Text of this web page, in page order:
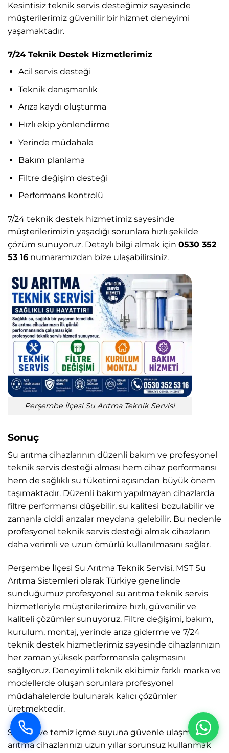
Kesintisiz teknik servis desteğimiz sayesinde
müşterilerimiz güvenilir bir hizmet deneyimi
yaşamaktadır.
7/24 Teknik Destek Hizmetlerimiz
Acil servis desteği
Teknik danışmanlık
Arıza kaydı oluşturma
Hızlı ekip yönlendirme
Yerinde müdahale
Bakım planlama
Filtre değişim desteği
Performans kontrolü
7/24 teknik destek hizmetimiz sayesinde
müşterilerimizin yaşadığı sorunlara hızlı şekilde
çözüm sunuyoruz. Detaylı bilgi almak için 0530 352
53 16 numaramızdan bize ulaşabilirsiniz.
Perşembe İlçesi Su Arıtma Teknik Servisi
Sonuç
Su arıtma cihazlarının düzenli bakım ve profesyonel
teknik servis desteği alması hem cihaz performansı
hem de sağlıklı su tüketimi açısından büyük önem
taşımaktadır. Düzenli bakım yapılmayan cihazlarda
filtre performansı düşebilir, su kalitesi bozulabilir ve
zamanla ciddi arızalar meydana gelebilir. Bu nedenle
profesyonel teknik servis desteği almak cihazların
daha verimli ve uzun ömürlü kullanılmasını sağlar.
Perşembe İlçesi Su Arıtma Teknik Servisi, MST Su
Arıtma Sistemleri olarak Türkiye genelinde
sunduğumuz profesyonel su arıtma teknik servis
hizmetleriyle müşterilerimize hızlı, güvenilir ve
kaliteli çözümler sunuyoruz. Filtre değişimi, bakım,
kurulum, montaj, yerinde arıza giderme ve 7/24
teknik destek hizmetlerimiz sayesinde cihazlarınızın
her zaman yüksek performansla çalışmasını
sağlıyoruz. Deneyimli teknik ekibimiz farklı marka ve
modellerde oluşan sorunlara profesyonel
müdahalelerde bulunarak kalıcı çözümler
üretmektedir.
Sağlıklı ve temiz içme suyuna güvenle ulaşmak, su
arıtma cihazlarınızı uzun yıllar sorunsuz kullanmak